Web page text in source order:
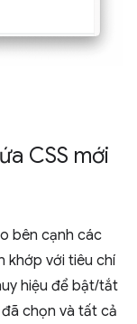
CSS mới
bên cạnh các
khớp với tiêu chí
hiệu để bật/tắt
chọn và tất cả